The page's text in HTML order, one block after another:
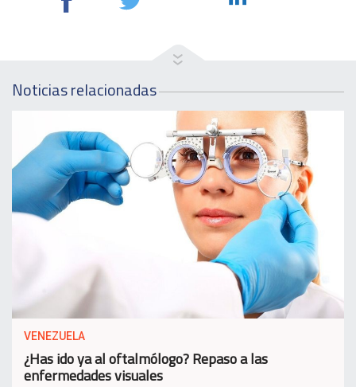
Noticias relacionadas
VENEZUELA
¿Has ido ya al oftalmólogo? Repaso a las
enfermedades visuales